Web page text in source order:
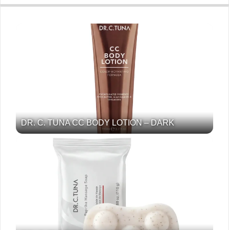
DR. C. TUNA CC BODY LOTION – DARK